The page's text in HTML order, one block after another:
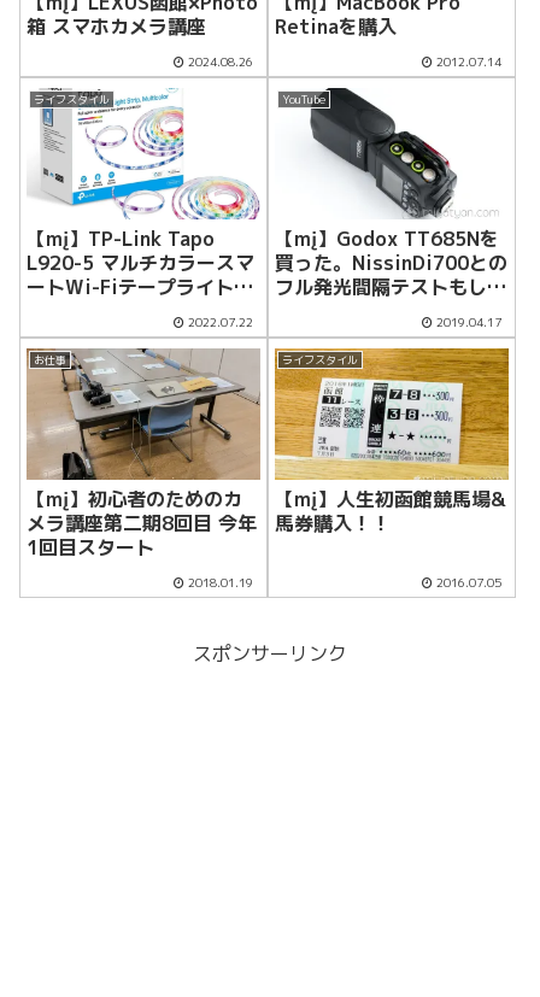
箱 スマホカメラ講座
2024.08.26
Retinaを購入
2012.07.14
ライフスタイル
【mį】TP-Link Tapo
L920-5 マルチカラースマ
ートWi-Fiテープライトを
2022.07.22
YouTube
【mį】Godox TT685Nを
買った。NissinDi700との
フル発光間隔テストもして
2019.04.17
お仕事
【mį】初心者のためのカ
メラ講座第二期8回目 今年
1回目スタート
2018.01.19
ライフスタイル
【mį】人生初函館競馬場&
馬券購入！！
2016.07.05
スポンサーリンク